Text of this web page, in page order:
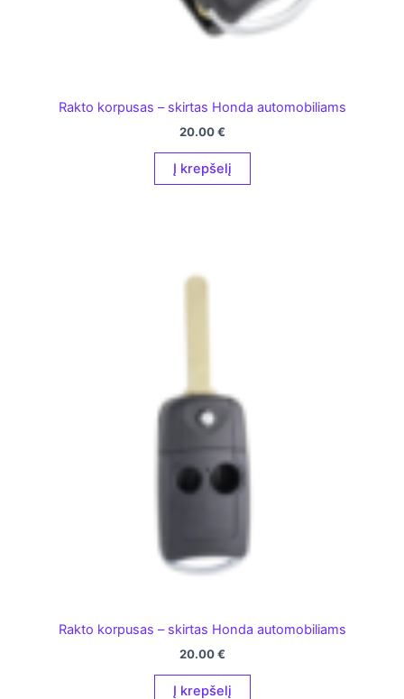
Rakto korpusas – skirtas Honda automobiliams
20.00€
Į krepšelį
Rakto korpusas – skirtas Honda automobiliams
20.00€
Į krepšelį